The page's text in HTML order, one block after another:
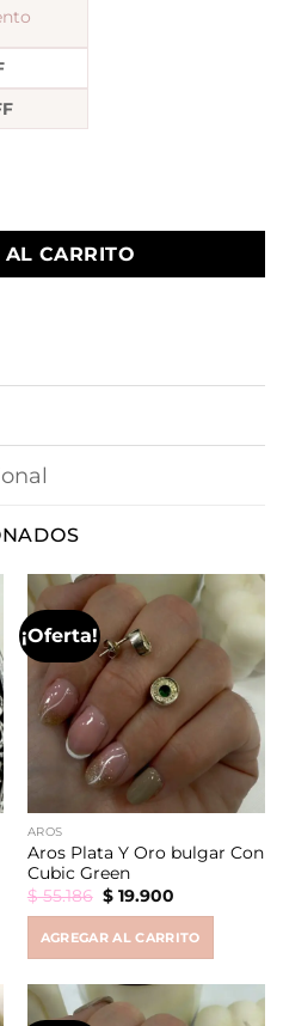
AL CARRITO
¡Oferta!
AROS
Aros Plata Y Oro bulgar Con
Cubic Green
$55.186 Original
price
$ 55.186.
$19.900Current
$ 19.900.
AGREGAR AL CARRITO